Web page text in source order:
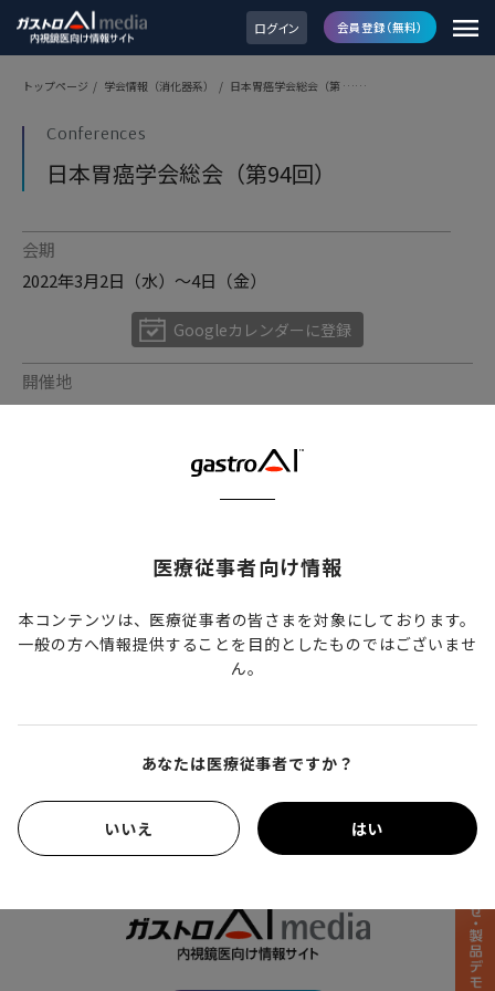
ログイン 会員登録（無料）
トップページ / 学会情報（消化器系） / 日本胃癌学会総会（第 ……
Conferences
日本胃癌学会総会（第94回）
会期
2022年3月2日（水）～4日（金）
Googleカレンダーに登録
開催地
神奈川県横浜市
https://site2.convention.co.jp/94jgca/
代表者
國崎主税
日本コンベンションサービス株式会社
e-mail：94jgca@convention.co.jp
医療従事者向け情報
本コンテンツは、医療従事者の皆さまを対象にしております。
一般の方へ情報提供することを目的としたものではございませ
ん。
あなたは医療従事者ですか？
いいえ はい